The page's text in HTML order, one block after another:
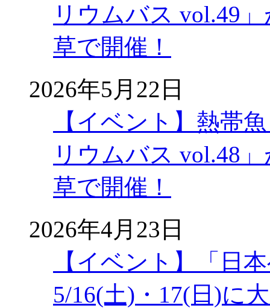
リウムバス vol.49
草で開催！
2026年5月22日
【イベント】熱帯
リウムバス vol.48
草で開催！
2026年4月23日
【イベント】「日
5/16(土)・17(日)に